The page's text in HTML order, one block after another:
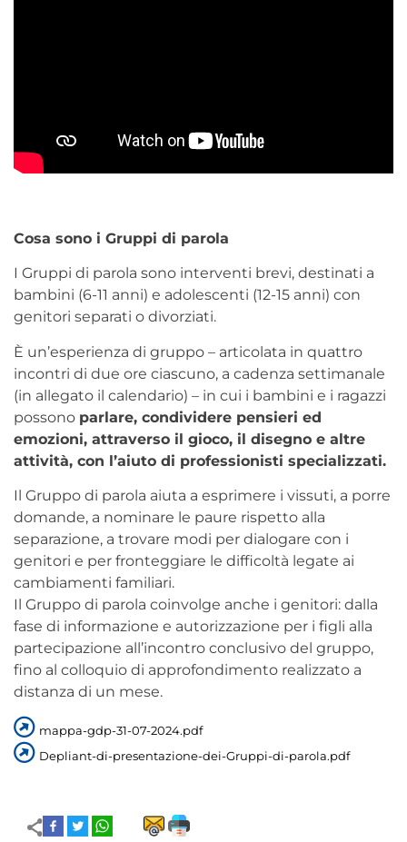
Cosa sono i Gruppi di parola
I Gruppi di parola sono interventi brevi, destinati a
bambini (6-11 anni) e adolescenti (12-15 anni) con
genitori separati o divorziati.
È un’esperienza di gruppo – articolata in quattro
incontri di due ore ciascuno, a cadenza settimanale
(in allegato il calendario) – in cui i bambini e i ragazzi
possono parlare, condividere pensieri ed
emozioni, attraverso il gioco, il disegno e altre
attività, con l’aiuto di professionisti specializzati.
Il Gruppo di parola aiuta a esprimere i vissuti, a porre
domande, a nominare le paure rispetto alla
separazione, a trovare modi per dialogare con i
genitori e per fronteggiare le difficoltà legate ai
cambiamenti familiari.
Il Gruppo di parola coinvolge anche i genitori: dalla
fase di informazione e autorizzazione per i figli alla
partecipazione all’incontro conclusivo del gruppo,
fino al colloquio di approfondimento realizzato a
distanza di un mese.
mappa-gdp-31-07-2024.pdf
Depliant-di-presentazione-dei-Gruppi-di-parola.pdf